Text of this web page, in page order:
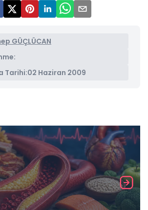
GÜÇLÜCAN
Tarihi:02 Haziran 2009